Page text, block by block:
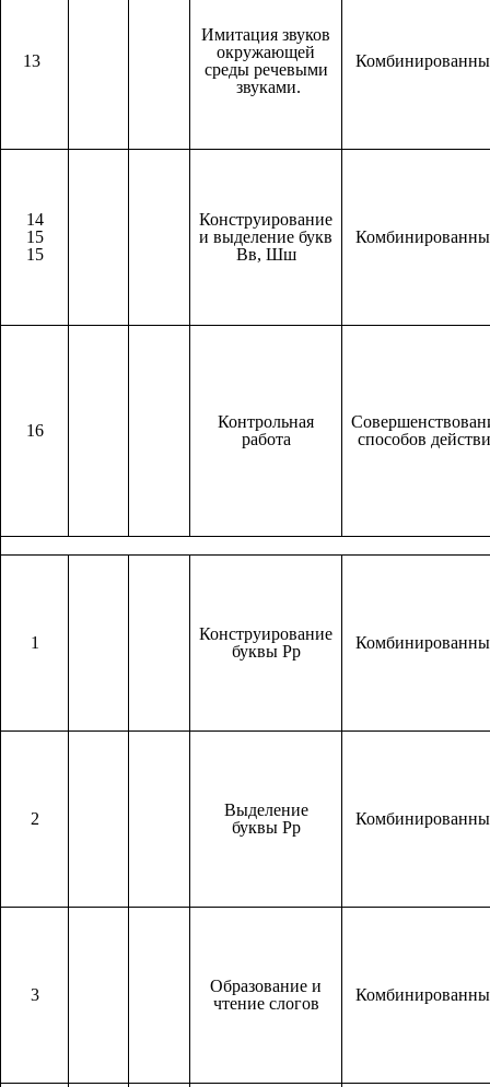
13
Имитация звуков
окружающей
среды речевыми
звуками.
14
15
15
Конструирование
и выделение букв
Вв, Шш
16
Контрольная
работа
способов
1
Конструирование
буквы Рр
2
Выделение
буквы Рр
3
Образование и
чтение слогов